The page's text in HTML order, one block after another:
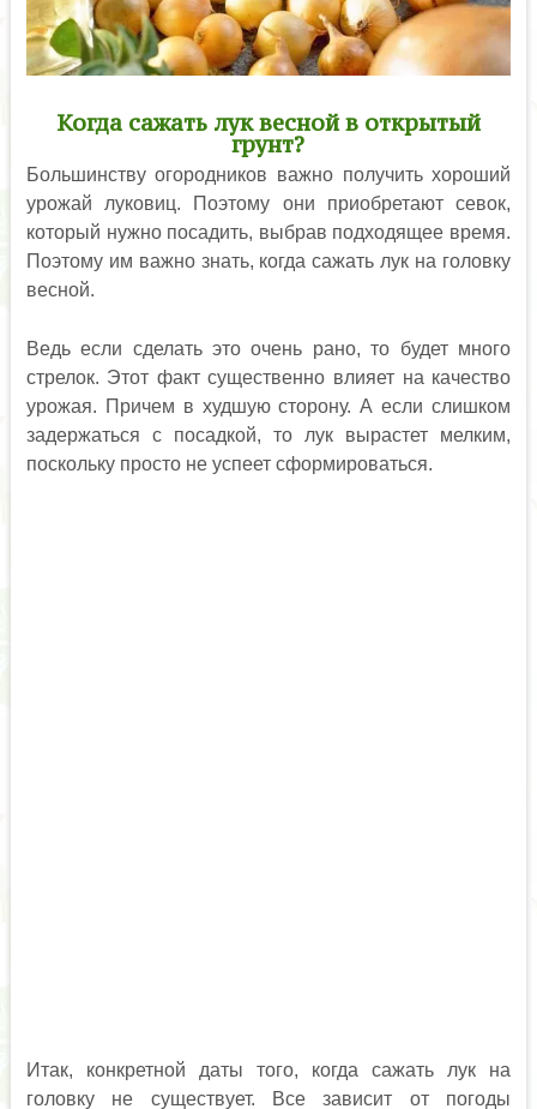
Когда сажать лук весной в открытый
грунт?
Большинству огородников важно получить хороший
урожай луковиц. Поэтому они приобретают севок,
который нужно посадить, выбрав подходящее время.
Поэтому им важно знать, когда сажать лук на головку
весной.
Ведь если сделать это очень рано, то будет много
стрелок. Этот факт существенно влияет на качество
урожая. Причем в худшую сторону. А если слишком
задержаться с посадкой, то лук вырастет мелким,
поскольку просто не успеет сформироваться.
Итак, конкретной даты того, когда сажать лук на
головку не существует. Все зависит от погоды